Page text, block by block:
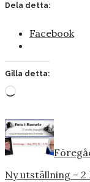
Dela detta:
Facebook
Gilla detta:
Laddar
Ny utställning –